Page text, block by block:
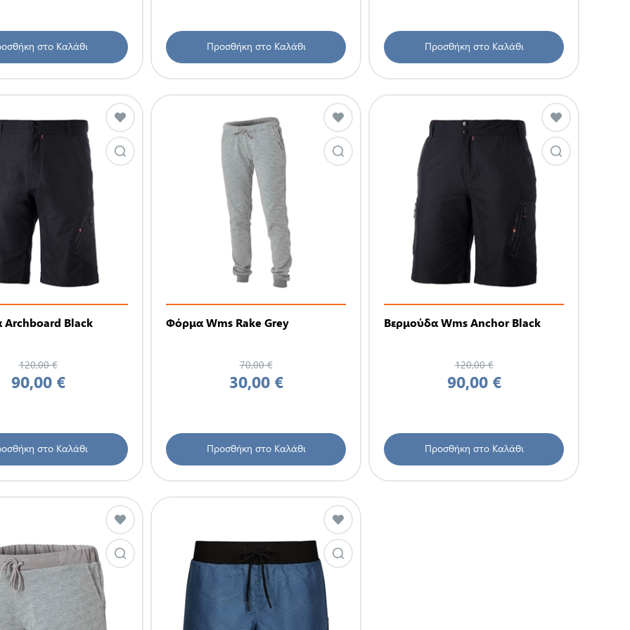
στο Καλάθι Προσθήκη στο Καλάθι Προσθήκη στο Καλάθι
Archboard Black
120,00 €
90,00 €
στο Καλάθι
Φόρμα Wms Rake Grey
70,00 €
30,00 €
Προσθήκη στο Καλάθι
Βερμούδα Wms Anchor Black
120,00 €
90,00 €
Προσθήκη στο Καλάθι